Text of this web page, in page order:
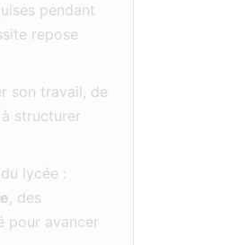
pendant
repose
son travail, de
structurer
lycée :
, des
pour avancer